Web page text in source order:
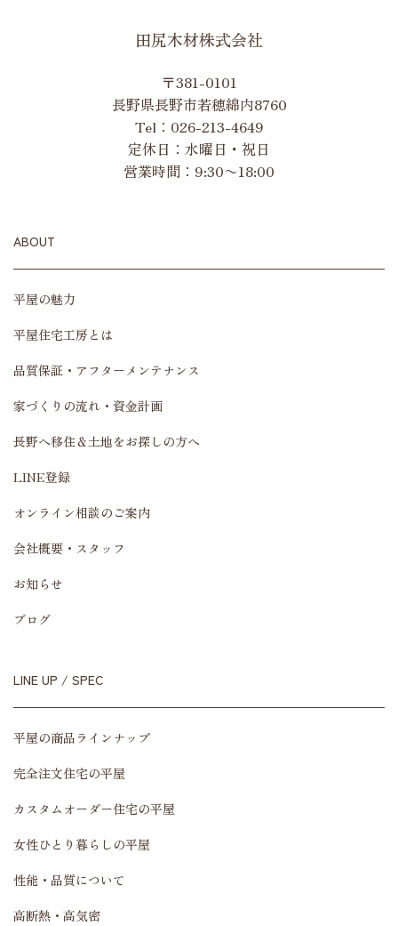
田尻木材株式会社
〒381-0101
長野県長野市若穂綿内8760
Tel： 026-213-4649
定休日：水曜日・祝日
営業時間：9:30〜18:00
ABOUT
平屋の魅力
平屋住宅工房とは
品質保証・アフターメンテナンス
家づくりの流れ・資金計画
長野へ移住＆土地をお探しの方へ
LINE登録
オンライン相談のご案内
会社概要・スタッフ
お知らせ
ブログ
LINE UP / SPEC
平屋の商品ラインナップ
完全注文住宅の平屋
カスタムオーダー住宅の平屋
女性ひとり暮らしの平屋
性能・品質について
高断熱・高気密